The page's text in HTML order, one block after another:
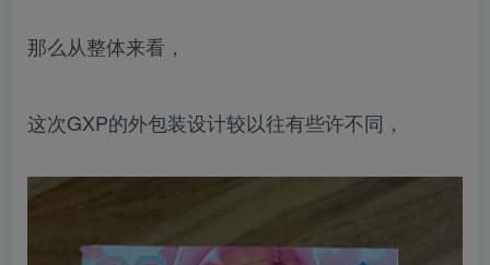
那么从整体来看，
这次GXP的外包装设计较以往有些许不同，